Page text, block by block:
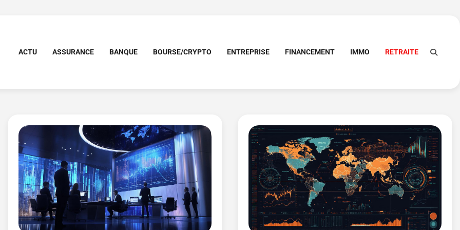
ACTU ASSURANCE BANQUE BOURSE/CRYPTO ENTREPRISE FINANCEMENT IMMO RETRAITE